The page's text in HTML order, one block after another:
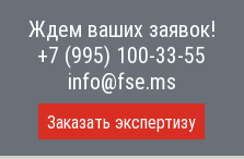
Ждем ваших заявок!
+7 (995) 100-33-55
info@fse.ms
Заказать экспертизу